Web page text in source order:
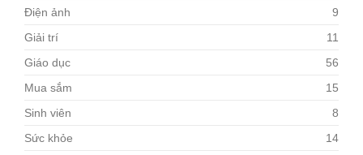
Điện ảnh
9
Giải trí
11
Giáo dục
56
Mua sắm
15
Sinh viên
8
Sức khỏe
14